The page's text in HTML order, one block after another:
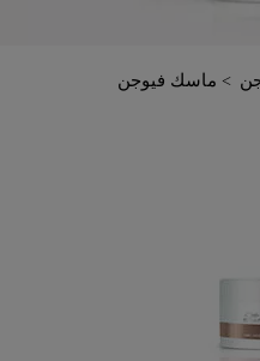
ماسك فيوجن